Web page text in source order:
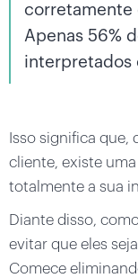
corretamente
Apenas 56%
interpretados
Isso significa que,
cliente, existe
totalmente a sua
Diante disso,
evitar que eles
Comece